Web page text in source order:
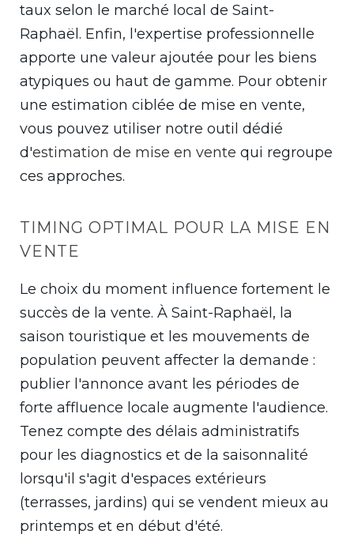
taux selon le marché local de Saint-
Raphaël. Enfin, l'expertise professionnelle
apporte une valeur ajoutée pour les biens
atypiques ou haut de gamme. Pour obtenir
une estimation ciblée de mise en vente,
vous pouvez utiliser notre outil dédié
d'estimation de mise en vente qui regroupe
ces approches.
TIMING OPTIMAL POUR LA MISE EN
VENTE
Le choix du moment influence fortement le
succès de la vente. À Saint-Raphaël, la
saison touristique et les mouvements de
population peuvent affecter la demande :
publier l'annonce avant les périodes de
forte affluence locale augmente l'audience.
Tenez compte des délais administratifs
pour les diagnostics et de la saisonnalité
lorsqu'il s'agit d'espaces extérieurs
(terrasses, jardins) qui se vendent mieux au
printemps et en début d'été.